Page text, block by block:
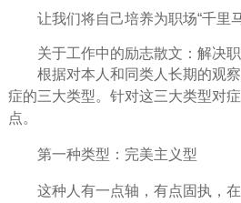
让我们将自己培养为职场“千里马
关于工作中的励志散文：解决
根据对本人和同类人长期的观
症的三大类型。针对这三大类型对
点。
第一种类型：完美主义型
这种人有一点轴，有点固执，